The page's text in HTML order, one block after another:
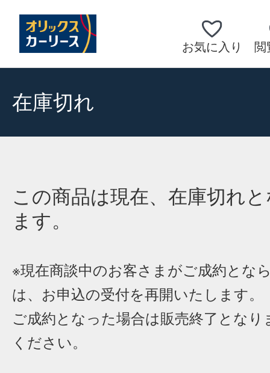
お気に入り 閲
在庫切れ
この商品は現在、在庫切れ
ます。
※現在商談中のお客さまがご成約とな
は、お申込の受付を再開いたします。
ご成約となった場合は販売終了となり
ください。